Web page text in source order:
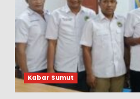
Kabar Sumut